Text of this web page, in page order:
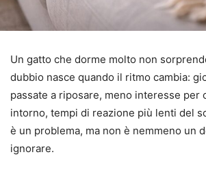
Un gatto che dorme molto non
dubbio nasce quando il ritmo cambia:
passate a riposare, meno interesse per
intorno, tempi di reazione più lenti del
è un problema, ma non è nemmeno un
ignorare.